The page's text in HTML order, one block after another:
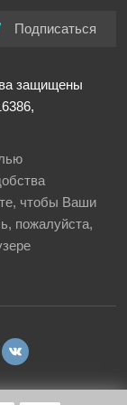
Подписаться
защищены
чтобы Ваши
пожалуйста,